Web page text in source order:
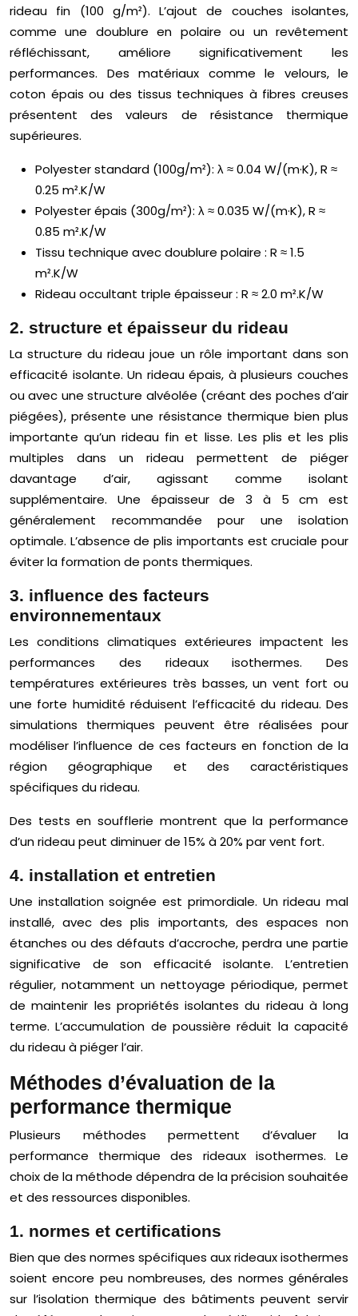
rideau fin (100 g/m²). L’ajout de couches isolantes,
comme une doublure en polaire ou un revêtement
réfléchissant, améliore significativement les
performances. Des matériaux comme le velours, le
coton épais ou des tissus techniques à fibres creuses
présentent des valeurs de résistance thermique
supérieures.
Polyester standard (100g/m²): λ ≈ 0.04 W/(m·K), R ≈
0.25 m².K/W
Polyester épais (300g/m²): λ ≈ 0.035 W/(m·K), R ≈
0.85 m².K/W
Tissu technique avec doublure polaire : R ≈ 1.5
m².K/W
Rideau occultant triple épaisseur : R ≈ 2.0 m².K/W
2. structure et épaisseur du rideau
La structure du rideau joue un rôle important dans son
efficacité isolante. Un rideau épais, à plusieurs couches
ou avec une structure alvéolée (créant des poches d’air
piégées), présente une résistance thermique bien plus
importante qu’un rideau fin et lisse. Les plis et les plis
multiples dans un rideau permettent de piéger
davantage d’air, agissant comme isolant
supplémentaire. Une épaisseur de 3 à 5 cm est
généralement recommandée pour une isolation
optimale. L’absence de plis importants est cruciale pour
éviter la formation de ponts thermiques.
3. influence des facteurs
environnementaux
Les conditions climatiques extérieures impactent les
performances des rideaux isothermes. Des
températures extérieures très basses, un vent fort ou
une forte humidité réduisent l’efficacité du rideau. Des
simulations thermiques peuvent être réalisées pour
modéliser l’influence de ces facteurs en fonction de la
région géographique et des caractéristiques
spécifiques du rideau.
Des tests en soufflerie montrent que la performance
d’un rideau peut diminuer de 15% à 20% par vent fort.
4. installation et entretien
Une installation soignée est primordiale. Un rideau mal
installé, avec des plis importants, des espaces non
étanches ou des défauts d’accroche, perdra une partie
significative de son efficacité isolante. L’entretien
régulier, notamment un nettoyage périodique, permet
de maintenir les propriétés isolantes du rideau à long
terme. L’accumulation de poussière réduit la capacité
du rideau à piéger l’air.
Méthodes d’évaluation de la
performance thermique
Plusieurs méthodes permettent d’évaluer la
performance thermique des rideaux isothermes. Le
choix de la méthode dépendra de la précision souhaitée
et des ressources disponibles.
1. normes et certifications
Bien que des normes spécifiques aux rideaux isothermes
soient encore peu nombreuses, des normes générales
sur l’isolation thermique des bâtiments peuvent servir